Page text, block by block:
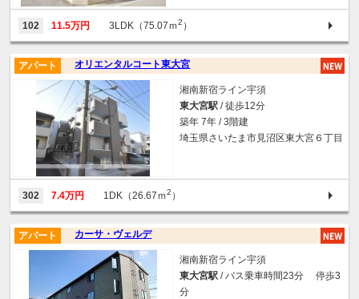
102 11.5万円 3LDK（75.07ｍ2 ）
オリエンタルコート東大宮
アパート
湘南新宿ライン宇須
東大宮駅 / 徒歩12分
築年 7年 / 3階建
埼玉県さいたま市見沼区東大宮６丁目
302 7.4万円 1DK（26.67ｍ2 ）
カーサ・ヴェルデ
アパート
湘南新宿ライン宇須
東大宮駅 / バス乗車時間23分 停歩3
分